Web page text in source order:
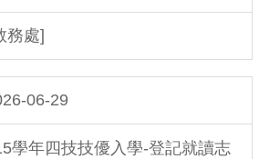
務處]
06-29
學年四技技優入學-登記就讀志